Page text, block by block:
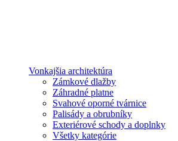
Vonkajšia architektúra
Zámkové dlažby
Záhradné platne
Svahové oporné tvárnice
Palisády a obrubníky
Exteriérové schody a doplnky
Všetky kategórie